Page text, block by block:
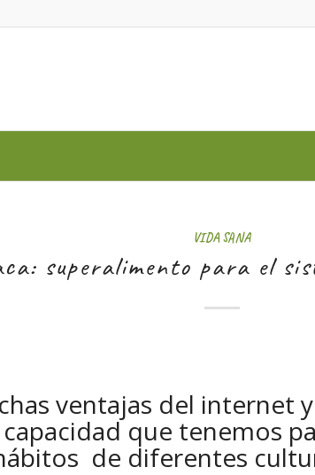
VIDA SANA
superalimento para el
ventajas del internet
que tenemos
de diferentes